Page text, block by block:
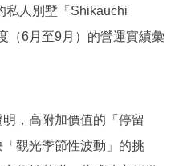
私人別墅「Shikauchi
（6月至9月）的營運實績彙
，高附加價值的「停留
觀光季節性波動」的挑